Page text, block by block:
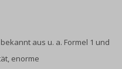
aus u. a. Formel 1 und
enorme